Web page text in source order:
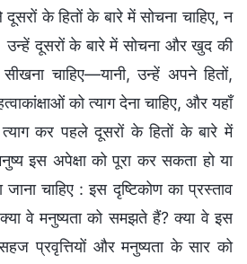
के हितों के बारे में सोचना चाहिए, न
उन्हें दूसरों के बारे में सोचना और खुद की
चाहिए—यानी, उन्हें अपने हितों,
को त्याग देना चाहिए, और यहाँ
कर पहले दूसरों के हितों के बारे में
इस अपेक्षा को पूरा कर सकता हो या
चाहिए : इस दृष्टिकोण का प्रस्ताव
वे मनुष्यता को समझते हैं? क्या वे इस
प्रवृत्तियों और मनुष्यता के सार को